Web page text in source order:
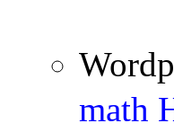
math